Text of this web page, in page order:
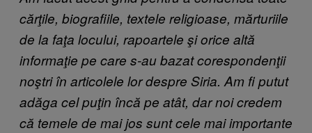
cărţile, biografiile, textele religioase, mărturiile
de la faţa locului, rapoartele şi orice altă
informaţie pe care s-au bazat corespondenţii
noştri în articolele lor despre Siria. Am fi putut
adăga cel puţin încă pe atât, dar noi credem
că temele de mai jos sunt cele mai importante